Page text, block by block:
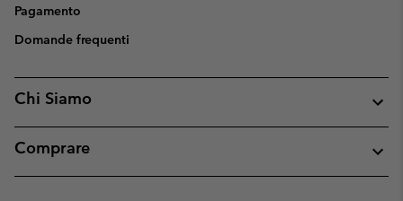
Pagamento
Domande frequenti
Chi Siamo
Comprare